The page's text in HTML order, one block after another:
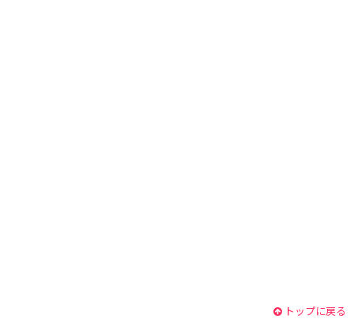
トップに戻る